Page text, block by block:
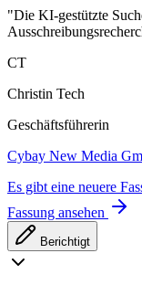
"Die KI-gestützte
CT
Christin Tech
Geschäftsführerin
Cybay New Media
Es gibt eine neuere
Fassung ansehen
Berichtigt